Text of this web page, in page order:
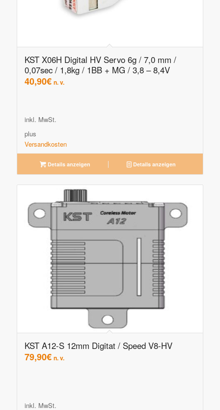
KST X06H Digital HV Servo 6g / 7,0 mm /
0,07sec / 1,8kg / 1BB + MG / 3,8 – 8,4V
40,90€ n. v.
inkl. MwSt.
plus
Versandkosten
Details anzeigen Details anzeigen
KST A12-S 12mm Digitat / Speed V8-HV
79,90€ n. v.
inkl. MwSt.